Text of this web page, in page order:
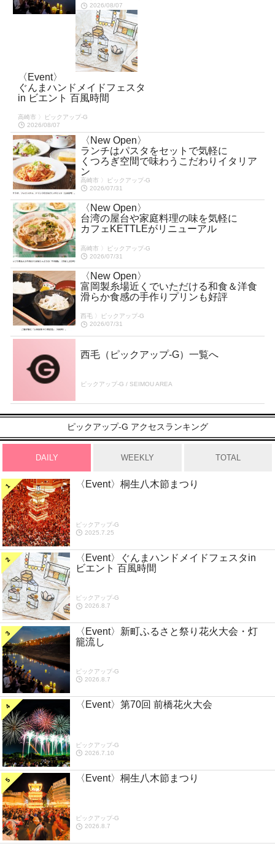
2026/08/07
〈Event〉
ぐんまハンドメイドフェスタ
in ビエント 百風時間
高崎市 〉ピックアップ-G
2026/08/07
〈New Open〉
ランチはパスタをセットで気軽に
くつろぎ空間で味わうこだわりイタリア
ン
高崎市 〉ピックアップ-G
2026/07/31
〈New Open〉
台湾の屋台や家庭料理の味を気軽に
カフェKETTLEがリニューアル
高崎市 〉ピックアップ-G
2026/07/31
〈New Open〉
富岡製糸場近くでいただける和食＆洋食
滑らか食感の手作りプリンも好評
西毛 〉ピックアップ-G
2026/07/31
西毛（ピックアップ-G）一覧へ
ピックアップ-G / SEIMOU AREA
ピックアップ-G アクセスランキング
DAILY WEEKLY TOTAL
〈Event〉桐生八木節まつり
ピックアップ-G
2025.7.25
〈Event〉ぐんまハンドメイドフェスタin
ビエント 百風時間
ピックアップ-G
2026.8.7
〈Event〉新町ふるさと祭り花火大会・灯
籠流し
ピックアップ-G
2026.8.7
〈Event〉第70回 前橋花火大会
ピックアップ-G
2026.7.10
〈Event〉桐生八木節まつり
ピックアップ-G
2026.8.7